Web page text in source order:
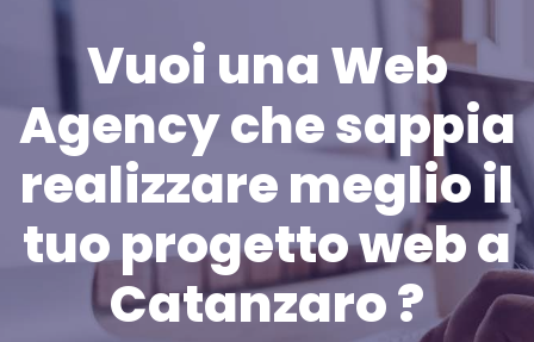
Vuoi una Web
Agency che sappia
realizzare meglio il
tuo progetto web a
Catanzaro ?